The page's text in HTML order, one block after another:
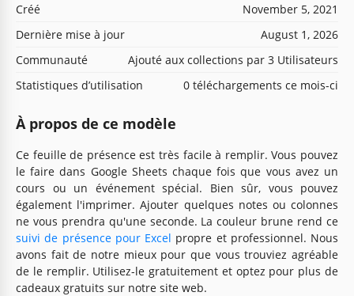
Créé
November 5, 2021
Dernière mise à jour
August 1, 2026
Communauté
Ajouté aux collections par 3 Utilisateurs
Statistiques d’utilisation
0 téléchargements ce mois-ci
À propos de ce modèle
Ce feuille de présence est très facile à remplir. Vous pouvez
le faire dans Google Sheets chaque fois que vous avez un
cours ou un événement spécial. Bien sûr, vous pouvez
également l'imprimer. Ajouter quelques notes ou colonnes
ne vous prendra qu'une seconde. La couleur brune rend ce
suivi de présence pour Excel propre et professionnel. Nous
avons fait de notre mieux pour que vous trouviez agréable
de le remplir. Utilisez-le gratuitement et optez pour plus de
cadeaux gratuits sur notre site web.